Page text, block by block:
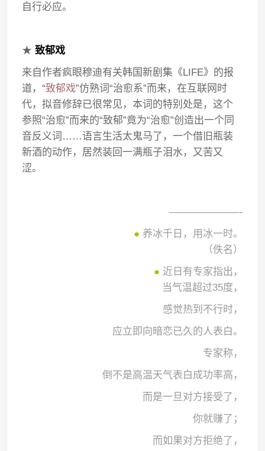
自行必应。
★ 致郁戏
来自作者疯眼穆迪有关韩国新剧集《LIFE》的报
道，“致郁戏”仿熟词“治愈系”而来，在互联网时
代，拟音修辞已很常见，本词的特别处是，这个
参照“治愈”而来的“致郁”竟为“治愈”创造出一个同
音反义词……语言生活太鬼马了，一个借旧瓶装
新酒的动作，居然装回一满瓶子泪水，又苦又
涩。
———————-
● 养冰千日，用冰一时。
（佚名）
● 近日有专家指出，
当气温超过35度，
感觉热到不行时，
应立即向暗恋已久的人表白。
专家称，
倒不是高温天气表白成功率高，
而是一旦对方接受了，
你就赚了；
而如果对方拒绝了，